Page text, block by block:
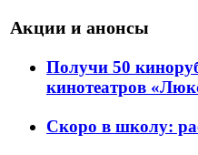
Акции и анонсы
Получи 50
кинотеатров
Скоро в школу: